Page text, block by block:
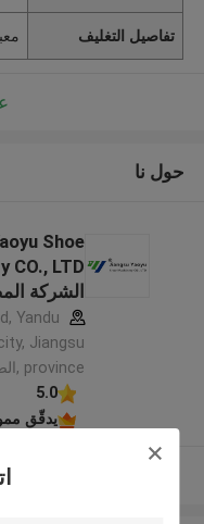
تفاصيل التغليف
حول نا
Shoe
الشركة
Yandu
Jiangsu
province ,الصين
5.0
يدقّق